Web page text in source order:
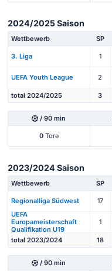
2024/2025 Saison
Wettbewerb SP
3. Liga 1
UEFA Youth League 2
total 2024/2025 3
/ 90 min
0Tore
2023/2024 Saison
Wettbewerb SP
Regionalliga Südwest 17
UEFA
Europameisterschaft
Qualifikation U19
1
total 2023/2024 18
/ 90 min